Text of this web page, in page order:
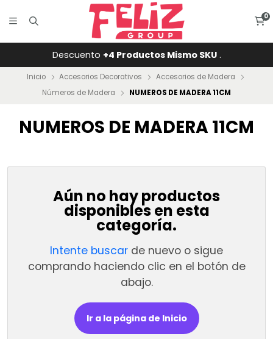
0
Descuento +4 Productos Mismo SKU.
Inicio Accesorios Decorativos
Accesorios de Madera
Números de Madera
NUMEROS DE MADERA 11CM
NUMEROS DE MADERA 11CM
Aún no hay productos
disponibles en esta
categoría.
Intente buscar de nuevo o sigue
comprando haciendo clic en el botón de
abajo.
Ir a la página de Inicio